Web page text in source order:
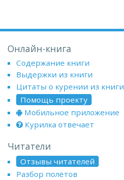
Онлайн-книга
Содержание книги
Выдержки из книги
Цитаты о курении из книги
Помощь проекту
Мобильное приложение
Курилка отвечает
Читатели
Отзывы читателей
Разбор полётов